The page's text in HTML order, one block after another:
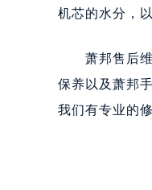
机芯的水分，
萧邦售后维
保养以及萧邦
我们有专业的